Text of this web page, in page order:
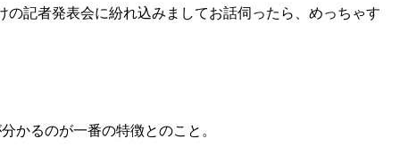
記者発表会に紛れ込みましてお話伺ったら、めっちゃす
かるのが一番の特徴とのこと。